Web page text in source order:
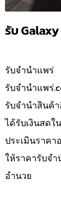
รับ
รับจํานำแพร่
รับจํานําแพร่
รับจำนำสินค้
ได้รับเงินสด
ประเมินราคา
ให้ราคารับจ
อำนวย